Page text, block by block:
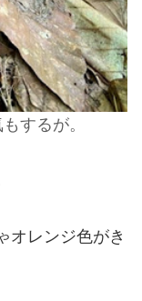
するが。
オレンジ色がき